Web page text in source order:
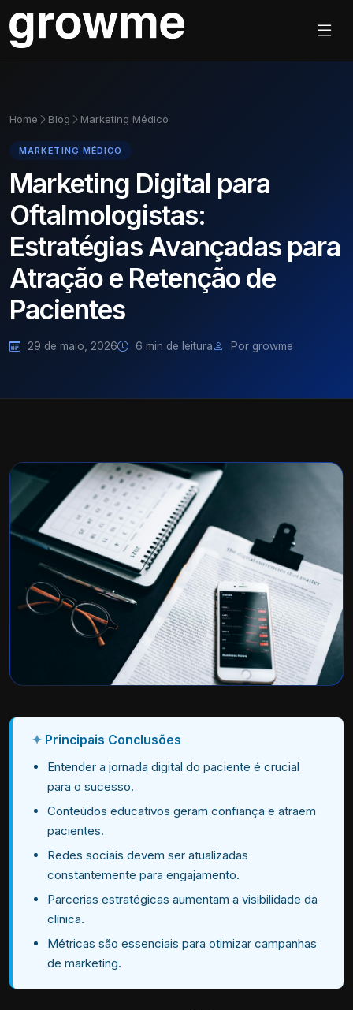
Home Blog Marketing Médico
MARKETING MÉDICO
Marketing Digital para
Oftalmologistas:
Estratégias Avançadas para
Atração e Retenção de
Pacientes
29 de maio, 2026 6 min de leitura Por growme
Principais Conclusões
Entender a jornada digital do paciente é crucial
para o sucesso.
Conteúdos educativos geram confiança e atraem
pacientes.
Redes sociais devem ser atualizadas
constantemente para engajamento.
Parcerias estratégicas aumentam a visibilidade da
clínica.
Métricas são essenciais para otimizar campanhas
de marketing.